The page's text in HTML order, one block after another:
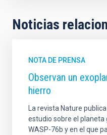
Noticias
NOTA DE PRENSA
Observan un
hierro
La revista Nature
estudio sobre el
WASP-76b y en el que